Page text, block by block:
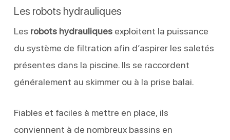
Les robots hydrauliques
Les robots hydrauliquesexploitent la puissance
du système de filtration afin d’aspirer les saletés
présentes dans la piscine. Ils se raccordent
généralement au skimmer ou à la prise balai.
Fiables et faciles à mettre en place, ils
conviennent à de nombreux bassins en